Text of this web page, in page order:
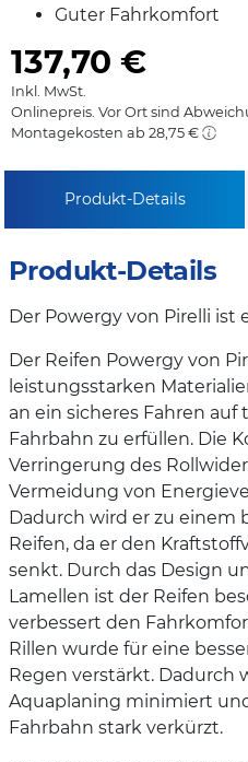
Guter Fahrkomfort
137,70 €
Inkl. MwSt.
Onlinepreis. Vor Ort sind
Montagekosten ab 28,75 €
Produkt-Details
Produkt-Details
Der Powergy von Pirelli ist
Der Reifen Powergy von
leistungsstarken
an ein sicheres Fahren
Fahrbahn zu erfüllen. Die
Verringerung des
Vermeidung von
Dadurch wird er zu einem
Reifen, da er den
senkt. Durch das Design
Lamellen ist der Reifen
verbessert den
Rillen wurde für eine
Regen verstärkt. Dadurch
Aquaplaning minimiert
Fahrbahn stark verkürzt.